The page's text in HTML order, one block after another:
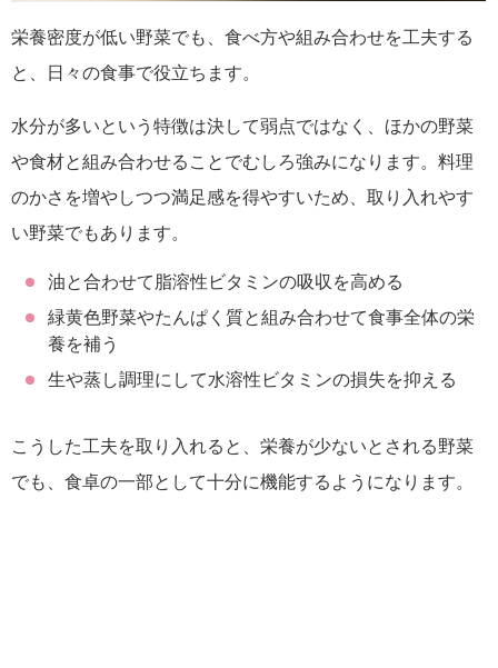
栄養密度が低い野菜でも、食べ方や組み合わせを工夫する
と、日々の食事で役立ちます。
水分が多いという特徴は決して弱点ではなく、ほかの野菜
や食材と組み合わせることでむしろ強みになります。料理
のかさを増やしつつ満足感を得やすいため、取り入れやす
い野菜でもあります。
油と合わせて脂溶性ビタミンの吸収を高める
緑黄色野菜やたんぱく質と組み合わせて食事全体の栄
養を補う
生や蒸し調理にして水溶性ビタミンの損失を抑える
こうした工夫を取り入れると、栄養が少ないとされる野菜
でも、食卓の一部として十分に機能するようになります。